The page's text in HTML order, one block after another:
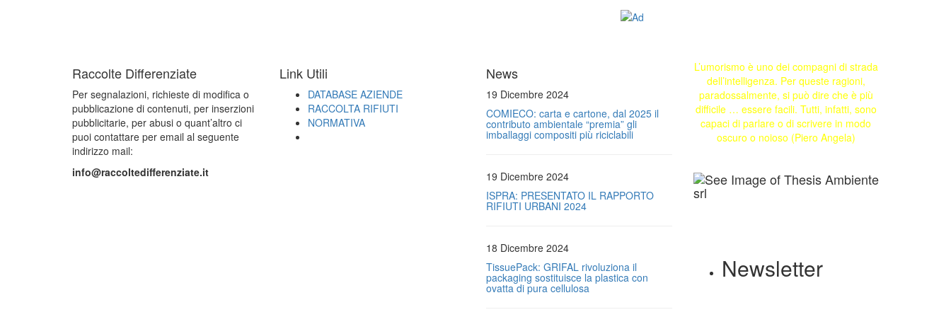
Raccolte Differenziate
Per segnalazioni, richieste di modifica o
pubblicazione di contenuti, per inserzioni
pubblicitarie, per abusi o quant’altro ci
puoi contattare per email al seguente
indirizzo mail:
info@raccoltedifferenziate.it
Link Utili
DATABASE AZIENDE
RACCOLTA RIFIUTI
NORMATIVA
News
19 Dicembre 2024
COMIECO: carta e cartone, dal 2025 il
contributo ambientale “premia” gli
imballaggi compositi più riciclabili
19 Dicembre 2024
ISPRA: PRESENTATO IL RAPPORTO
RIFIUTI URBANI 2024
18 Dicembre 2024
TissuePack: GRIFAL rivoluziona il
packaging sostituisce la plastica con
ovatta di pura cellulosa
L’umorismo è uno dei compagni di strada
dell’intelligenza. Per queste ragioni,
paradossalmente, si può dire che è più
difficile … essere facili. Tutti, infatti, sono
capaci di parlare o di scrivere in modo
oscuro o noioso (Piero Angela)
Newsletter